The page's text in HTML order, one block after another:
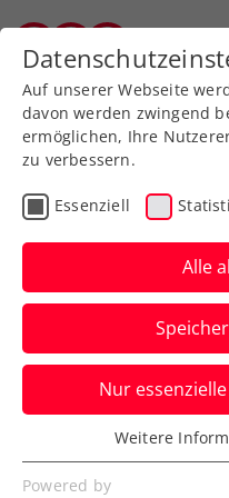
Zurück zur
Turniere
Zischka
Trophy
Letzter
Freistadt
Bei der zweiten
ÖTV-Turnierserie
Nennschluss.
Auf unserer Webseite
davon werden zwingend
ermöglichen, Ihre
zu verbessern.
Essenziell
Alle
Nur
Essenziell
Essenzielle Cookies
Weitere
Powered by